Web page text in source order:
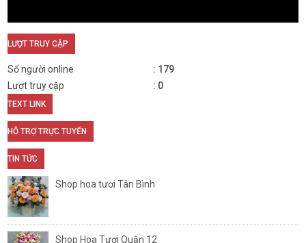
LƯỢT TRUY CẬP
Số người online
179
Lượt truy cập
0
TEXT LINK
HỖ TRỢ TRỰC TUYẾN
TIN TỨC
Shop hoa tươi Tân Bình
Shop Hoa Tươi Quận 12